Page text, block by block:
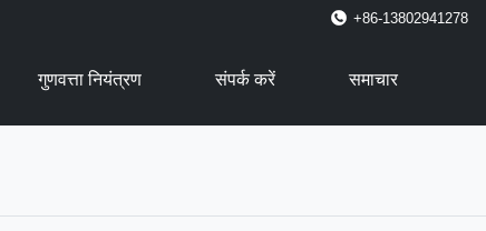
+86-13802941278
गुणवत्ता नियंत्रण संपर्क करें समाचार